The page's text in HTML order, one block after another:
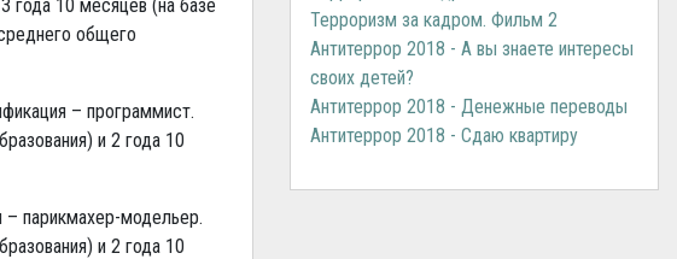
года 10 месяцев (на базе
общего
– программист.
и 2 года 10
– парикмахер-модельер.
и 2 года 10
Терроризм за кадром. Фильм 2
Антитеррор 2018 - А вы знаете интересы
своих детей?
Антитеррор 2018 - Денежные переводы
Антитеррор 2018 - Сдаю квартиру